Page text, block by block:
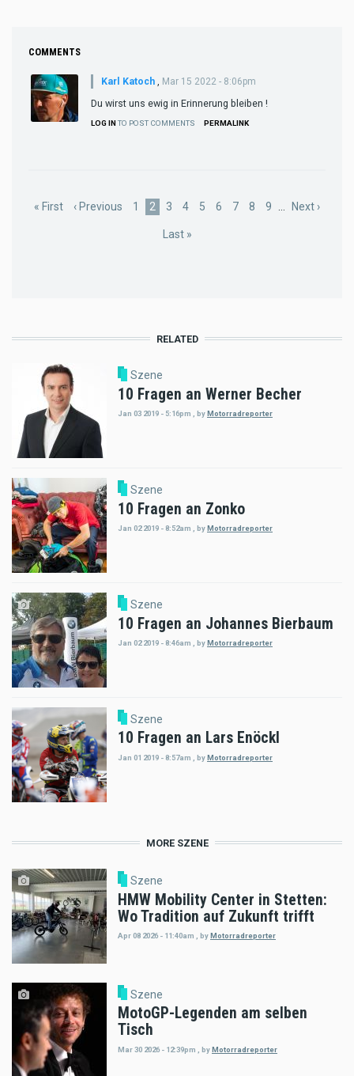
COMMENTS
Karl Katoch Mar 15 2022 - 8:06pm
Du wirst uns ewig in Erinnerung bleiben !
LOG IN TO POST COMMENTS PERMALINK
First
« First
Previous
‹ Previous Page
1
Current
2 Page
3 Page
4 Page
5 Page
6 Page
7 Page
8 Page
9 …
Next
Next ›
Last
Last »
RELATED
Szene
10 Fragen an Werner Becher
Jan 03 2019 - 5:16pm , byMotorradreporter
Szene
10 Fragen an Zonko
Jan 02 2019 - 8:52am byMotorradreporter
Szene
10 Fragen an Johannes Bierbaum
Jan 02 2019 - 8:46am byMotorradreporter
Szene
10 Fragen an Lars Enöckl
Jan 01 2019 - 8:57am byMotorradreporter
MORE SZENE
Szene
HMW Mobility Center in Stetten:
Wo Tradition auf Zukunft trifft
Apr 08 2026 - 11:40am byMotorradreporter
Szene
MotoGP-Legenden am selben
Tisch
Mar 30 2026 - 12:39pm byMotorradreporter